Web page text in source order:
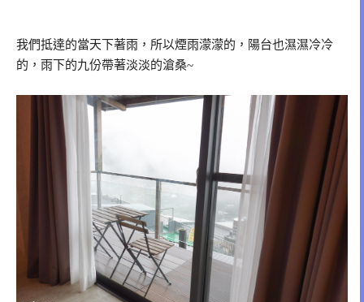
我們抵達的當天下著雨，所以煙雨濛濛的，陽台也濕濕冷冷
的，雨下的九份帶著淡淡的滄桑~